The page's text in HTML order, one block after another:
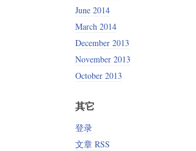
June 2014
March 2014
December 2013
November 2013
October 2013
其它
登录
文章 RSS